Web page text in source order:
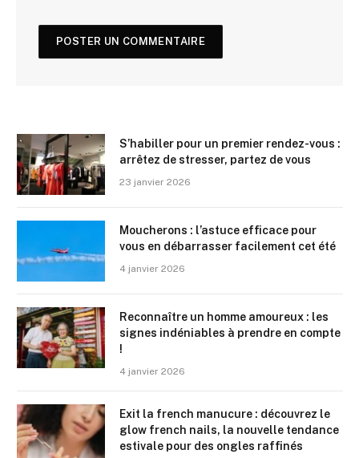
S’habiller pour un premier rendez-vous :
arrêtez de stresser, partez de vous
23 janvier 2026
Moucherons : l’astuce efficace pour
vous en débarrasser facilement cet été
4 janvier 2026
Reconnaître un homme amoureux : les
signes indéniables à prendre en compte
!
4 janvier 2026
Exit la french manucure : découvrez le
glow french nails, la nouvelle tendance
estivale pour des ongles raffinés